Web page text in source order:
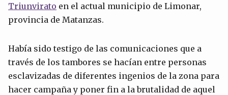
Triunvirato en el actual municipio de Limonar,
provincia de Matanzas.
Había sido testigo de las comunicaciones que a
través de los tambores se hacían entre personas
esclavizadas de diferentes ingenios de la zona para
hacer campaña y poner fin a la brutalidad de aquel